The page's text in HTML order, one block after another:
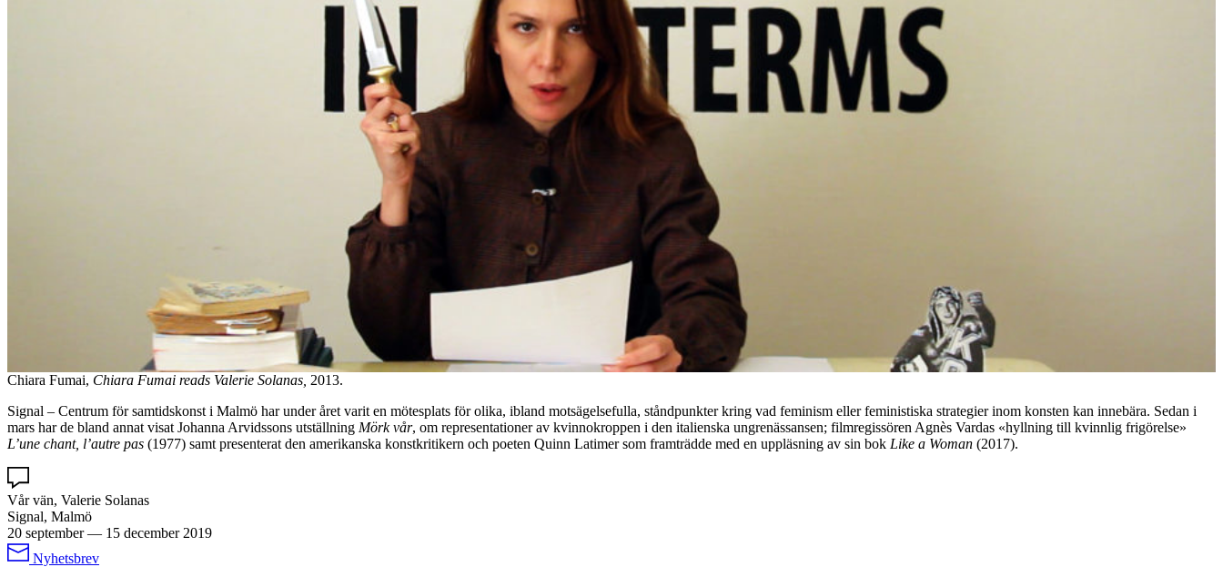
Chiara Fumai, Chiara Fumai reads Valerie Solanas, 2013.
Signal – Centrum för samtidskonst i Malmö har under året varit en mötesplats för olika, ibland motsägelsefulla, ståndpunkter kring vad feminism eller feministiska strategier inom konsten kan innebära. Sedan i
mars har de bland annat visat Johanna Arvidssons utställning Mörk vår, om representationer av kvinnokroppen i den italienska ungrenässansen; filmregissören Agnès Vardas «hyllning till kvinnlig frigörelse»
L’une chant, l’autre pas (1977) samt presenterat den amerikanska konstkritikern och poeten Quinn Latimer som framträdde med en uppläsning av sin bok Like a Woman (2017).
Vår vän, Valerie Solanas
Signal, Malmö
20 september— 15 december 2019
Nyhetsbrev